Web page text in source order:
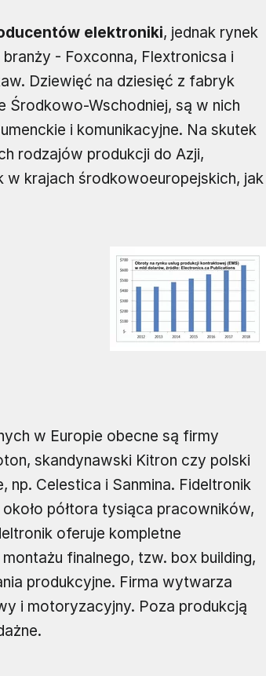
elektroniki, jednak rynek
- Foxconna, Flextronicsa i
Dziewięć na dziesięć z fabryk
Środkowo-Wschodniej, są w nich
i komunikacyjne. Na skutek
rodzajów produkcji do Azji,
krajach środkowoeuropejskich, jak
w Europie obecne są firmy
skandynawski Kitron czy polski
np. Celestica i Sanmina. Fideltronik
półtora tysiąca pracowników,
oferuje kompletne
finalnego, tzw. box building,
produkcyjne. Firma wytwarza
i motoryzacyjny. Poza produkcją